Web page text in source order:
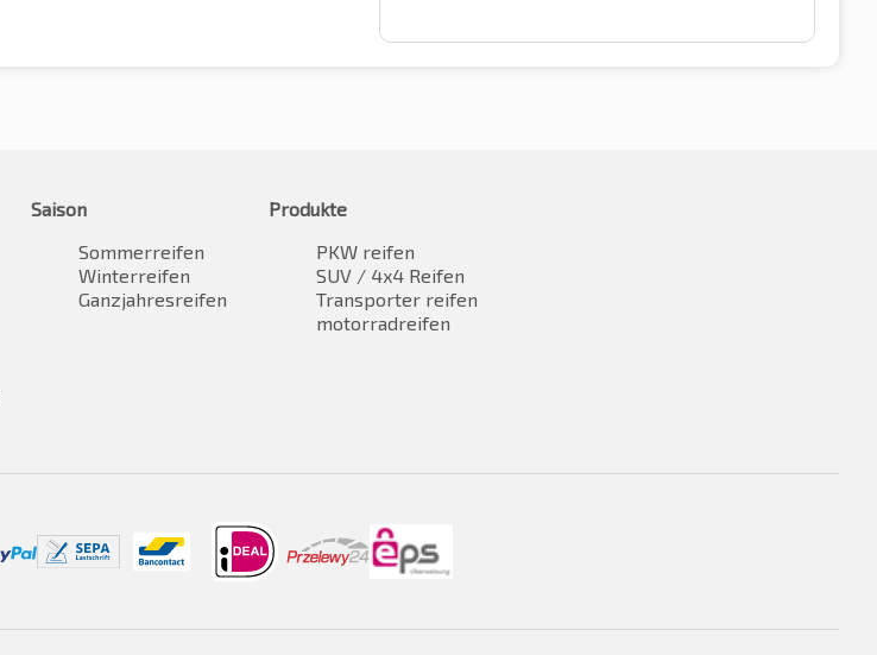
Saison
Sommerreifen
Winterreifen
Ganzjahresreifen
Produkte
PKW reifen
SUV / 4x4 Reifen
Transporter reifen
motorradreifen